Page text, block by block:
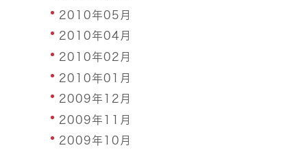
2010年05月
2010年04月
2010年02月
2010年01月
2009年12月
2009年11月
2009年10月